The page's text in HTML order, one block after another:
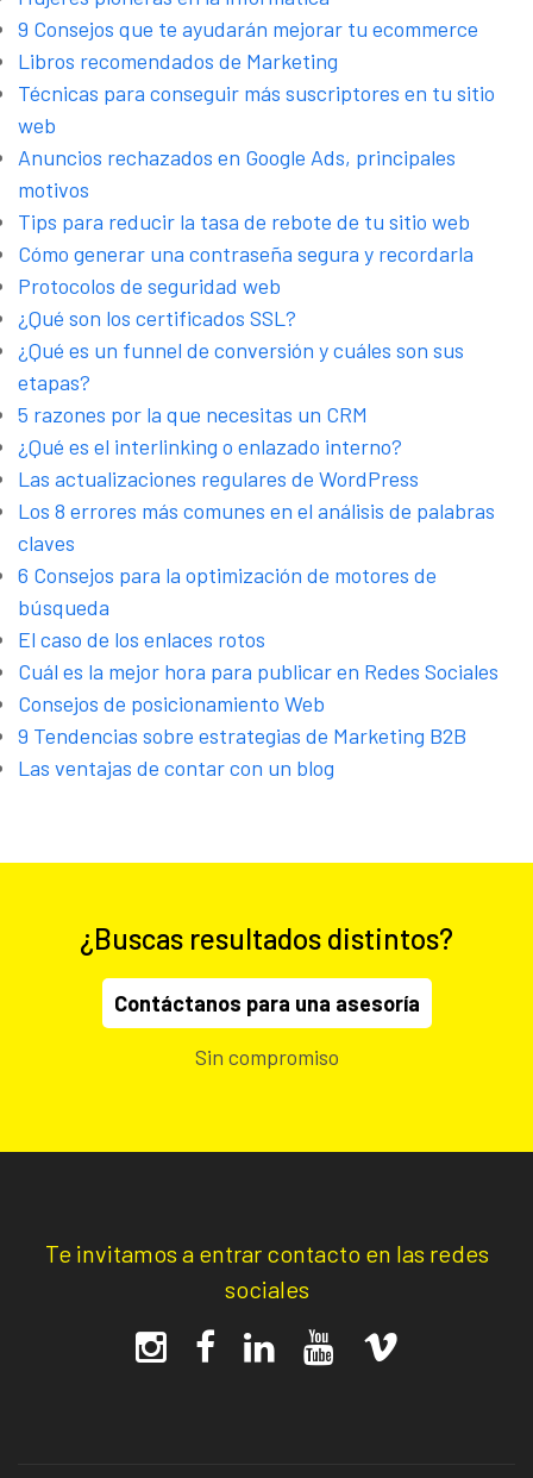
9 Consejos que te ayudarán mejorar tu ecommerce
Libros recomendados de Marketing
Técnicas para conseguir más suscriptores en tu sitio
web
Anuncios rechazados en Google Ads, principales
motivos
Tips para reducir la tasa de rebote de tu sitio web
Cómo generar una contraseña segura y recordarla
Protocolos de seguridad web
¿Qué son los certificados SSL?
¿Qué es un funnel de conversión y cuáles son sus
etapas?
5 razones por la que necesitas un CRM
¿Qué es el interlinking o enlazado interno?
Las actualizaciones regulares de WordPress
Los 8 errores más comunes en el análisis de palabras
claves
6 Consejos para la optimización de motores de
búsqueda
El caso de los enlaces rotos
Cuál es la mejor hora para publicar en Redes Sociales
Consejos de posicionamiento Web
9 Tendencias sobre estrategias de Marketing B2B
Las ventajas de contar con un blog
¿Buscas resultados distintos?
Contáctanos para una asesoría
Sin compromiso
Te invitamos a entrar contacto en las redes
sociales